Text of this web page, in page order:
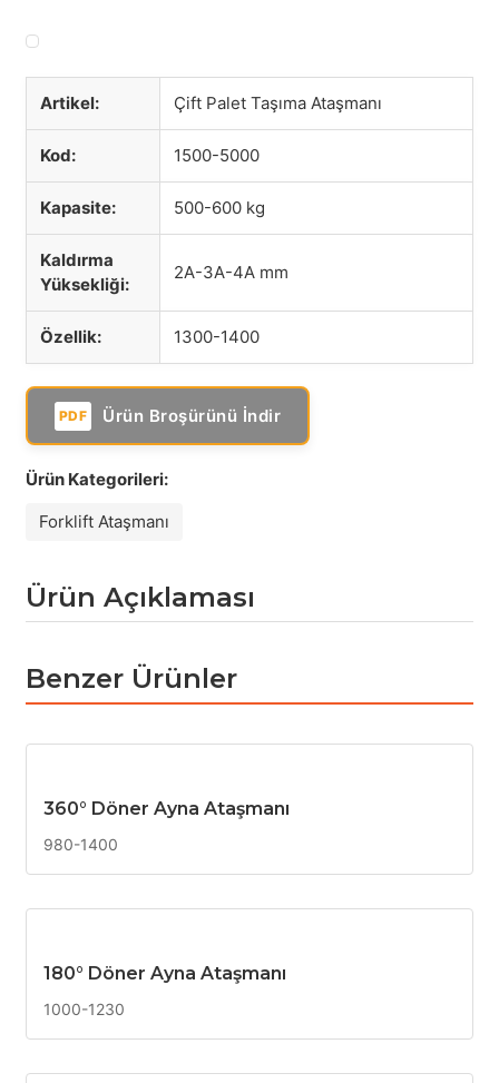
Artikel: Çift Palet Taşıma Ataşmanı
Kod: 1500-5000
Kapasite: 500-600 kg
Kaldırma
Yüksekliği:
2A-3A-4A mm
Özellik: 1300-1400
PDF Ürün Broşürünü İndir
Ürün Kategorileri:
Forklift Ataşmanı
Ürün Açıklaması
Benzer Ürünler
360° Döner Ayna Ataşmanı
980-1400
180° Döner Ayna Ataşmanı
1000-1230